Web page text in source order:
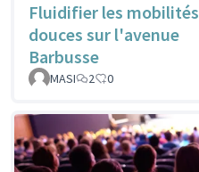
Fluidifier les mobilités
douces sur l'avenue
Barbusse
MASI 2 0